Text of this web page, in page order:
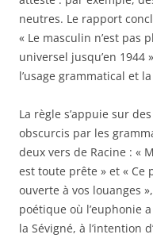
neutres. Le rapport
« Le masculin n’est pas
universel jusqu’en 1944
l’usage grammatical et
La règle s’appuie sur
obscurcis par les
deux vers de Racine : «
est toute prête » et «
ouverte à vos louanges
poétique où l’euphonie
la Sévigné, à l’intention